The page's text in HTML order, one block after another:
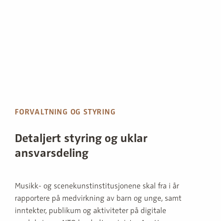
FORVALTNING OG STYRING
Detaljert styring og uklar
ansvarsdeling
Musikk- og scenekunstinstitusjonene skal fra i år
rapportere på medvirkning av barn og unge, samt
inntekter, publikum og aktiviteter på digitale